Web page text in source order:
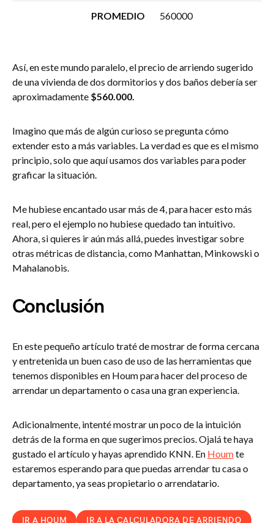
PROMEDIO 560000
Así, en este mundo paralelo, el precio de arriendo sugerido
de una vivienda de dos dormitorios y dos baños debería ser
aproximadamente $560.000.
Imagino que más de algún curioso se pregunta cómo
extender esto a más variables. La verdad es que es el mismo
principio, solo que aquí usamos dos variables para poder
graficar la situación.
Me hubiese encantado usar más de 4, para hacer esto más
real, pero el ejemplo no hubiese quedado tan intuitivo.
Ahora, si quieres ir aún más allá, puedes investigar sobre
otras métricas de distancia, como Manhattan, Minkowski o
Mahalanobis.
Conclusión
En este pequeño artículo traté de mostrar de forma cercana
y entretenida un buen caso de uso de las herramientas que
tenemos disponibles en Houm para hacer del proceso de
arrendar un departamento o casa una gran experiencia.
Adicionalmente, intenté mostrar un poco de la intuición
detrás de la forma en que sugerimos precios. Ojalá te haya
gustado el artículo y hayas aprendido KNN. En Houmte
estaremos esperando para que puedas arrendar tu casa o
departamento, ya seas propietario o arrendatario.
IR A HOUM IR A LA CALCULADORA DE ARRIENDO